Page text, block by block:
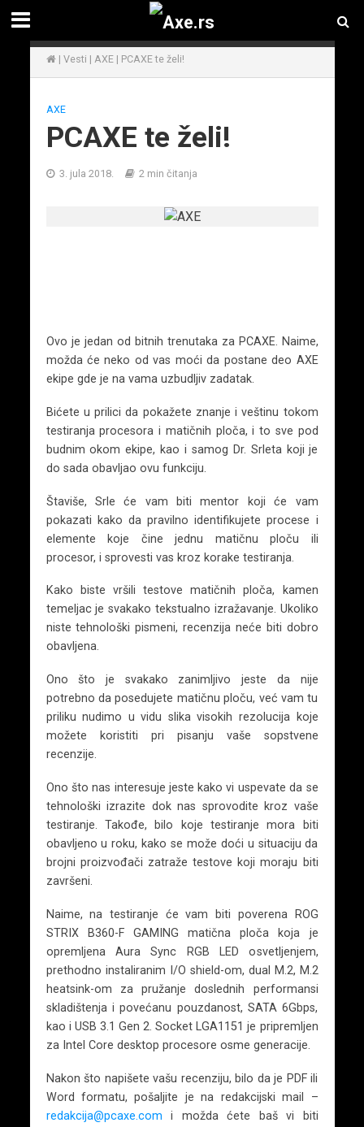
| Vesti | AXE| PCAXE te želi!
AXE
PCAXE te želi!
3. jula 2018. 2 min čitanja
Ovo je jedan od bitnih trenutaka za PCAXE. Naime,
možda će neko od vas moći da postane deo AXE
ekipe gde je na vama uzbudljiv zadatak.
Bićete u prilici da pokažete znanje i veštinu tokom
testiranja procesora i matičnih ploča, i to sve pod
budnim okom ekipe, kao i samog Dr. Srleta koji je
do sada obavljao ovu funkciju.
Štaviše, Srle će vam biti mentor koji će vam
pokazati kako da pravilno identifikujete procese i
elemente koje čine jednu matičnu ploču ili
procesor, i sprovesti vas kroz korake testiranja.
Kako biste vršili testove matičnih ploča, kamen
temeljac je svakako tekstualno izražavanje. Ukoliko
niste tehnološki pismeni, recenzija neće biti dobro
obavljena.
Ono što je svakako zanimljivo jeste da nije
potrebno da posedujete matičnu ploču, već vam tu
priliku nudimo u vidu slika visokih rezolucija koje
možete koristiti pri pisanju vaše sopstvene
recenzije.
Ono što nas interesuje jeste kako vi uspevate da se
tehnološki izrazite dok nas sprovodite kroz vaše
testiranje. Takođe, bilo koje testiranje mora biti
obavljeno u roku, kako se može doći u situaciju da
brojni proizvođači zatraže testove koji moraju biti
završeni.
Naime, na testiranje će vam biti poverena ROG
STRIX B360-F GAMING matična ploča koja je
opremljena Aura Sync RGB LED osvetljenjem,
prethodno instaliranim I/O shield-om, dual M.2, M.2
heatsink-om za pružanje doslednih performansi
skladištenja i povećanu pouzdanost, SATA 6Gbps,
kao i USB 3.1 Gen 2. Socket LGA1151 je pripremljen
za Intel Core desktop procesore osme generacije.
Nakon što napišete vašu recenziju, bilo da je PDF ili
Word formatu, pošaljite je na redakcijski mail –
redakcija@pcaxe.com i možda ćete baš vi biti